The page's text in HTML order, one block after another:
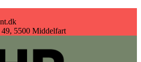
49, 5500 Middelfart